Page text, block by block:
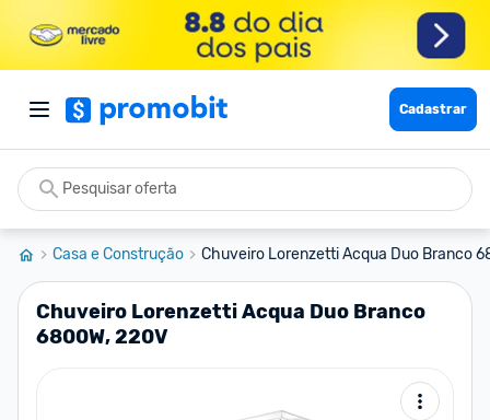
Cadastrar
Casa e Construção Chuveiro Lorenzetti Acqua Duo Branco
Chuveiro Lorenzetti Acqua Duo Branco
6800W, 220V